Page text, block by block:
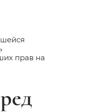
прав на